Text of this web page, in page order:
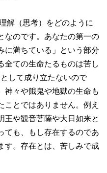
解（思考）をどのように
なのです。あなたの第一の
に満ちている」という部分
全ての生命たるものは苦し
して成り立たないので
神々や餓鬼や地獄の生命も
ことではありません。例え
王や観音菩薩や大日如来と
ても、もし存在するのであ
す。存在とは、苦しみで成